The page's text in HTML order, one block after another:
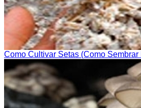
Como Cultivar Setas (Como